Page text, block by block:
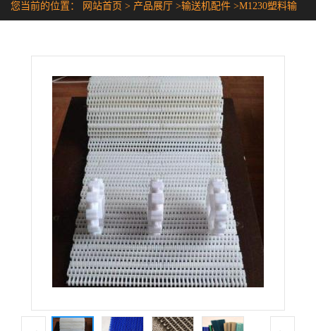
证书荣誉
您当前的位置： 网站首页 > 产品展厅 >输送机配件 >M1230塑料输